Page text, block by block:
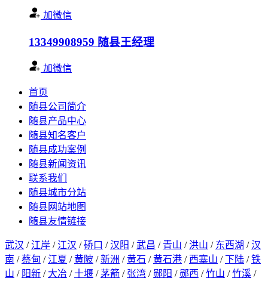
加微信
13349908959 随县王经理
加微信
首页
随县公司简介
随县产品中心
随县知名客户
随县成功案例
随县新闻资讯
联系我们
随县城市分站
随县网站地图
随县友情链接
武汉 / 江岸 / 江汉 /硚口 /汉阳 /武昌 / 青山 / 洪山 / 东西湖 /汉
南 /蔡甸 / 江夏 /黄陂 /新洲 /黄石 /黄石港 / 西塞山 /下陆 /铁
山 / 阳新 / 大冶 /十堰 /茅箭 / 张湾 / 郧阳 / 郧西 /竹山 /竹溪 /